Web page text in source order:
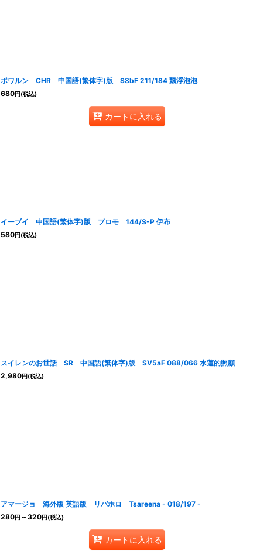
ポワルン CHR 中国語(繁体字)版 S8bF 211/184 飄浮泡泡
680円(税込)
カートに入れる
イーブイ 中国語(繁体字)版 プロモ 144/S-P 伊布
580円(税込)
スイレンのお世話 SR 中国語(繁体字)版 SV5aF 088/066 水蓮的照顧
2,980円(税込)
アマージョ 海外版 英語版 リバホロ Tsareena - 018/197 -
280円～320円(税込)
カートに入れる